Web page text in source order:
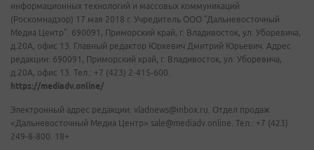
информационных технологий и массовых коммуникаций
(Роскомнадзор) 17 мая 2018 г. Учредитель ООО "Дальневосточный
Медиа Центр". 690091, Приморский край, г. Владивосток, ул. Уборевича,
д.20А, офис 13. Главный редактор Юркевич Дмитрий Юрьевич. Адрес
редакции: 690091, Приморский край, г. Владивосток, ул. Уборевича,
д.20А, офис 13. Тел.: +7 (423) 2-415-600.
https://mediadv.online/
Электронный адрес редакции: vladnews@inbox.ru. Отдел продаж
«Дальневосточный Медиа Центр» sale@mediadv.online. Тел.: +7 (423)
249-8-800. 18+